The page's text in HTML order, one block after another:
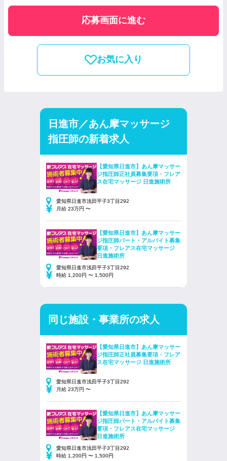
応募画面に進む
お気に入り
日進市／あん摩マッサージ
指圧師の新着求人
【愛知県日進市】あん摩マッサー
ジ指圧師正社員募集要項・フレア
ス在宅マッサージ 日進施術所
愛知県日進市浅田平子3丁目292
月給 23万円 〜
【愛知県日進市】あん摩マッサー
ジ指圧師パート・アルバイト募集
要項・フレアス在宅マッサージ
日進施術所
愛知県日進市浅田平子3丁目292
時給 1,200円 〜 1,500円
同じ施設・事業所の求人
【愛知県日進市】あん摩マッサー
ジ指圧師正社員募集要項・フレア
ス在宅マッサージ 日進施術所
愛知県日進市浅田平子3丁目292
月給 23万円 〜
【愛知県日進市】あん摩マッサー
ジ指圧師パート・アルバイト募集
要項・フレアス在宅マッサージ
日進施術所
愛知県日進市浅田平子3丁目292
時給 1,200円 〜 1,500円